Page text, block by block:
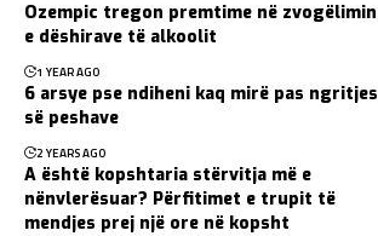
Ozempic tregon premtime në zvogëlimin
e dëshirave të alkoolit
1 YEAR AGO
6 arsye pse ndiheni kaq mirë pas ngritjes
së peshave
2 YEARS AGO
A është kopshtaria stërvitja më e
nënvlerësuar? Përfitimet e trupit të
mendjes prej një ore në kopsht